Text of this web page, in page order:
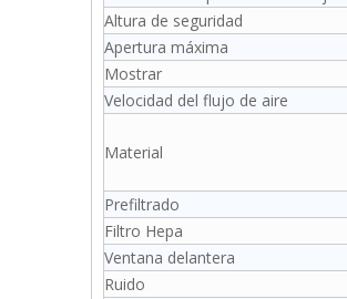
Altura de seguridad
Apertura máxima
Mostrar
Velocidad del flujo de aire
Material
Prefiltrado
Filtro Hepa
Ventana delantera
Ruido